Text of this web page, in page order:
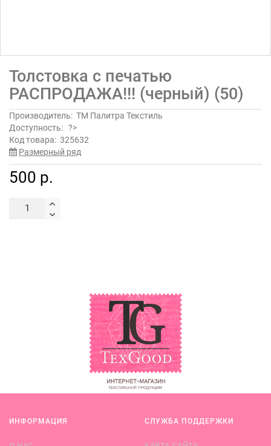
Толстовка с печатью
РАСПРОДАЖА!!! (черный) (50)
Производитель: ТМ Палитра Текстиль
Доступность: ?>
Код товара: 325632
Размерный ряд
500 р.
ИНФОРМАЦИЯ СЛУЖБА ПОДДЕРЖКИ